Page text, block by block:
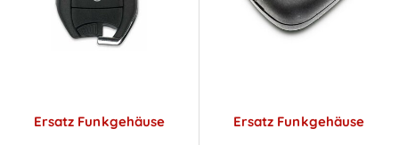
Ersatz Funkgehäuse
Ersatz Funkgehäuse